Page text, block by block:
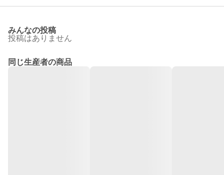
みんなの投稿
投稿はありません
同じ生産者の商品